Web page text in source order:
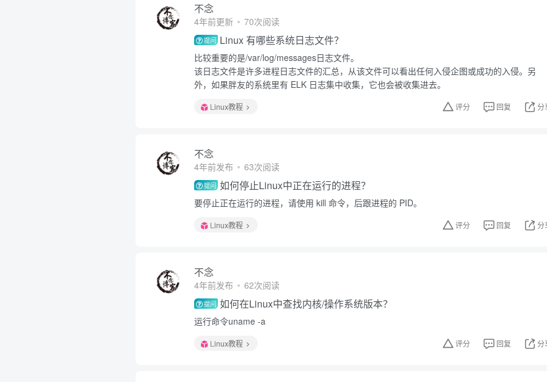
不念
4年前更新 70次阅读
提问 Linux 有哪些系统日志文件？
比较重要的是/var/log/messages日志文件。
该日志文件是许多进程日志文件的汇总，从该文件可以看出任何入侵企图或成功的入侵。另
外，如果胖友的系统里有 ELK 日志集中收集，它也会被收集进去。
Linux教程 评分 回复 分
不念
4年前发布 63次阅读
提问 如何停止Linux中正在运行的进程？
要停止正在运行的进程，请使用 kill 命令，后跟进程的 PID。
Linux教程 评分 回复 分
不念
4年前发布 62次阅读
提问 如何在Linux中查找内核/操作系统版本？
运行命令uname -a
Linux教程 评分 回复 分